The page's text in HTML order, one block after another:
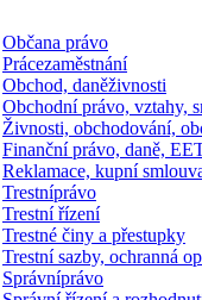
Občana právo
Prácezaměstnání
Obchod, daněživnosti
Obchodní právo, vztahy,
Živnosti, obchodování,
Finanční právo, daně,
Reklamace, kupní
Trestníprávo
Trestní řízení
Trestné činy a přestupky
Trestní sazby, ochranná
Správníprávo